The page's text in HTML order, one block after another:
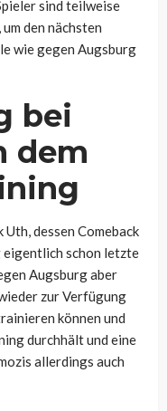
sind teilweise
den nächsten
wie gegen Augsburg
bei
dem
dessen Comeback
eigentlich schon letzte
Augsburg aber
zur Verfügung
können und
durchhält und eine
allerdings auch